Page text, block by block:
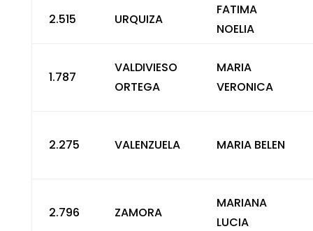
2.515 URQUIZA
FATIMA
NOELIA
1.787
VALDIVIESO
ORTEGA
MARIA
VERONICA
2.275 VALENZUELA MARIA BELEN
2.796 ZAMORA
MARIANA
LUCIA